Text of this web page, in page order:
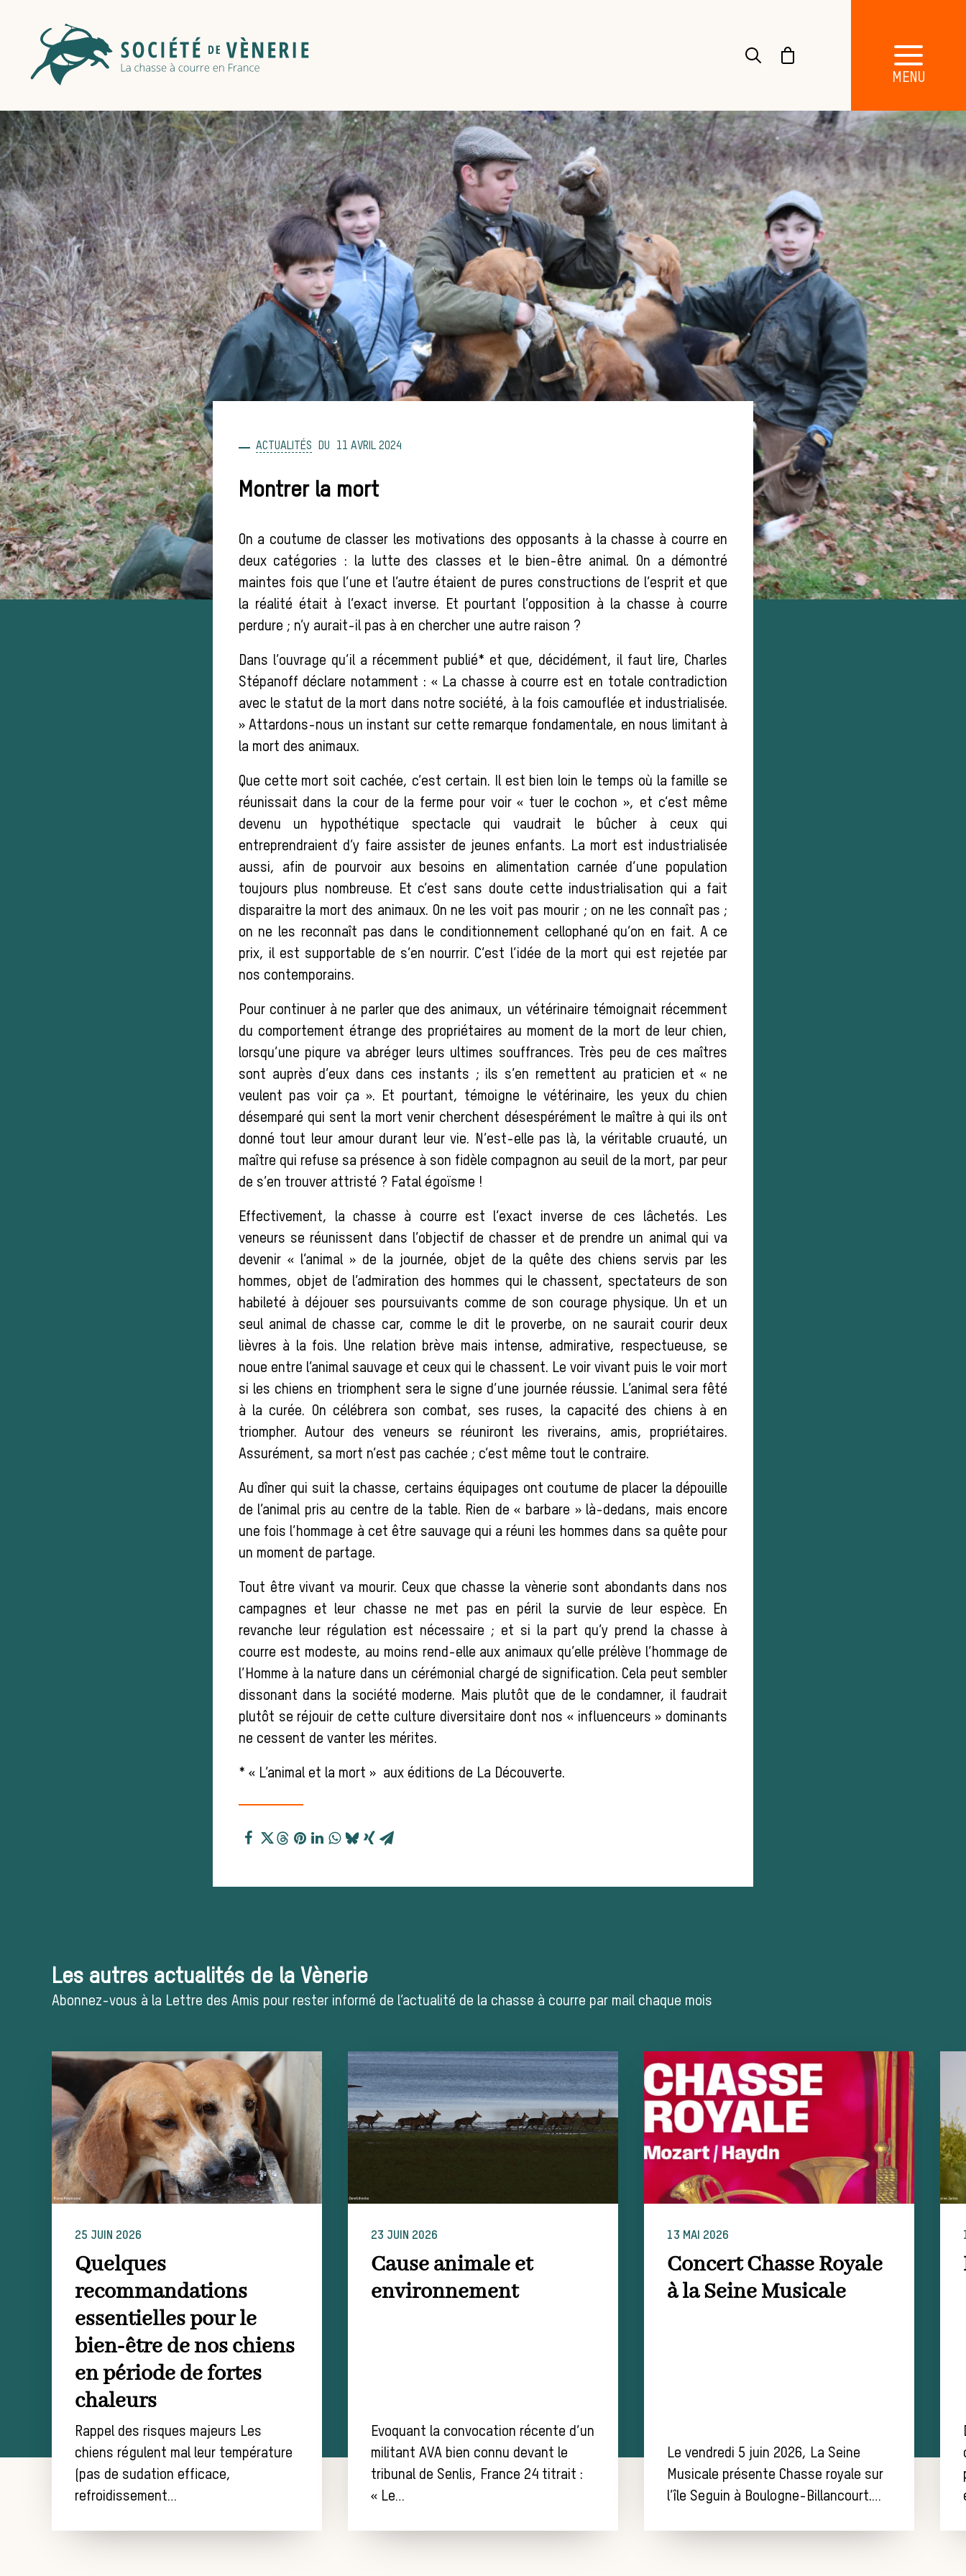
ACTUALITÉS 11 AVRIL 2024
Montrer la mort
On a coutume de classer les motivations des opposants à la chasse à courre en
deux catégories : la lutte des classes et le bien-être animal. On a démontré
maintes fois que l’une et l’autre étaient de pures constructions de l’esprit et que
la réalité était à l’exact inverse. Et pourtant l’opposition à la chasse à courre
perdure ; n’y aurait-il pas à en chercher une autre raison ?
Dans l’ouvrage qu’il a récemment publié* et que, décidément, il faut lire, Charles
Stépanoff déclare notamment : « La chasse à courre est en totale contradiction
avec le statut de la mort dans notre société, à la fois camouflée et industrialisée.
» Attardons-nous un instant sur cette remarque fondamentale, en nous limitant à
la mort des animaux.
Que cette mort soit cachée, c’est certain. Il est bien loin le temps où la famille se
réunissait dans la cour de la ferme pour voir « tuer le cochon », et c’est même
devenu un hypothétique spectacle qui vaudrait le bûcher à ceux qui
entreprendraient d’y faire assister de jeunes enfants. La mort est industrialisée
aussi, afin de pourvoir aux besoins en alimentation carnée d’une population
toujours plus nombreuse. Et c’est sans doute cette industrialisation qui a fait
disparaitre la mort des animaux. On ne les voit pas mourir ; on ne les connaît pas ;
on ne les reconnaît pas dans le conditionnement cellophané qu’on en fait. A ce
prix, il est supportable de s’en nourrir. C’est l’idée de la mort qui est rejetée par
nos contemporains.
Pour continuer à ne parler que des animaux, un vétérinaire témoignait récemment
du comportement étrange des propriétaires au moment de la mort de leur chien,
lorsqu’une piqure va abréger leurs ultimes souffrances. Très peu de ces maîtres
sont auprès d’eux dans ces instants ; ils s’en remettent au praticien et « ne
veulent pas voir ça ». Et pourtant, témoigne le vétérinaire, les yeux du chien
désemparé qui sent la mort venir cherchent désespérément le maître à qui ils ont
donné tout leur amour durant leur vie. N’est-elle pas là, la véritable cruauté, un
maître qui refuse sa présence à son fidèle compagnon au seuil de la mort, par peur
de s’en trouver attristé ? Fatal égoïsme !
Effectivement, la chasse à courre est l’exact inverse de ces lâchetés. Les
veneurs se réunissent dans l’objectif de chasser et de prendre un animal qui va
devenir « l’animal » de la journée, objet de la quête des chiens servis par les
hommes, objet de l’admiration des hommes qui le chassent, spectateurs de son
habileté à déjouer ses poursuivants comme de son courage physique. Un et un
seul animal de chasse car, comme le dit le proverbe, on ne saurait courir deux
lièvres à la fois. Une relation brève mais intense, admirative, respectueuse, se
noue entre l’animal sauvage et ceux qui le chassent. Le voir vivant puis le voir mort
si les chiens en triomphent sera le signe d’une journée réussie. L’animal sera fêté
à la curée. On célébrera son combat, ses ruses, la capacité des chiens à en
triompher. Autour des veneurs se réuniront les riverains, amis, propriétaires.
Assurément, sa mort n’est pas cachée ; c’est même tout le contraire.
Au dîner qui suit la chasse, certains équipages ont coutume de placer la dépouille
de l’animal pris au centre de la table. Rien de « barbare » là-dedans, mais encore
une fois l’hommage à cet être sauvage qui a réuni les hommes dans sa quête pour
un moment de partage.
Tout être vivant va mourir. Ceux que chasse la vènerie sont abondants dans nos
campagnes et leur chasse ne met pas en péril la survie de leur espèce. En
revanche leur régulation est nécessaire ; et si la part qu’y prend la chasse à
courre est modeste, au moins rend-elle aux animaux qu’elle prélève l’hommage de
l’Homme à la nature dans un cérémonial chargé de signification. Cela peut sembler
dissonant dans la société moderne. Mais plutôt que de le condamner, il faudrait
plutôt se réjouir de cette culture diversitaire dont nos « influenceurs » dominants
ne cessent de vanter les mérites.
* « L’animal et la mort » aux éditions de La Découverte.
Les autres actualités de la Vènerie
Abonnez-vous à la Lettre des Amis pour rester informé de l’actualité de la chasse à courre par mail chaque mois
25 JUIN 2026
Quelques
recommandations
essentielles pour le
bien-être de nos chiens
en période de fortes
chaleurs
Rappel des risques majeurs Les
chiens régulent mal leur température
(pas de sudation efficace,
refroidissement…
23 JUIN 2026
Cause animale et
environnement
Evoquant la convocation récente d’un
militant AVA bien connu devant le
tribunal de Senlis, France 24 titrait :
« Le…
13 MAI 2026
Concert Chasse Royale
à la Seine Musicale
Le vendredi 5 juin 2026, La Seine
Musicale présente Chasse royale sur
l’île Seguin à Boulogne-Billancourt.…